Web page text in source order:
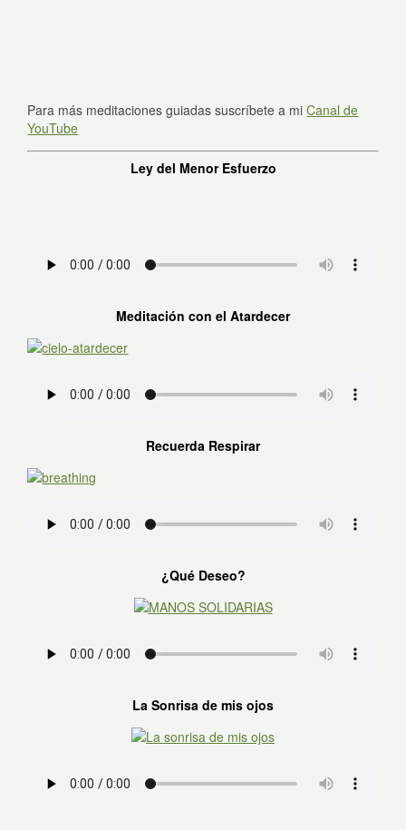
Para más meditaciones guiadas suscríbete a miCanal de
YouTube
Ley del Menor Esfuerzo
Meditación con el Atardecer
Recuerda Respirar
¿Qué Deseo?
La Sonrisa de mis ojos